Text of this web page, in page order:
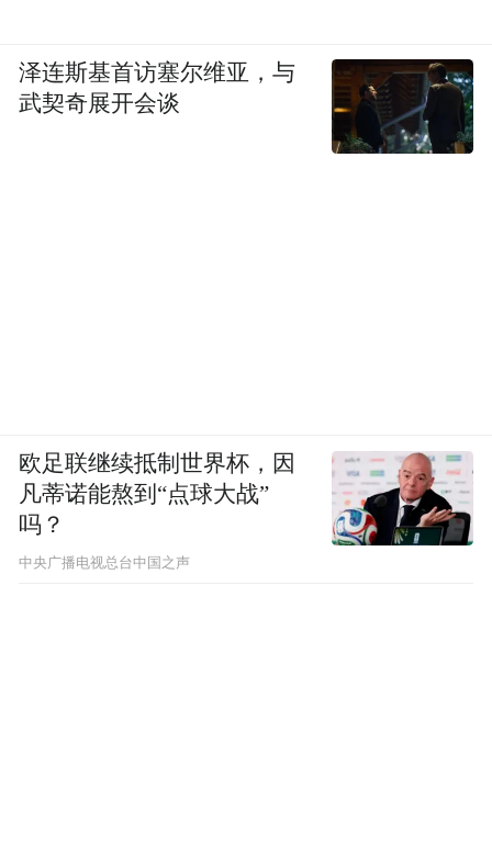
泽连斯基首访塞尔维亚，与
武契奇展开会谈
欧足联继续抵制世界杯，因
凡蒂诺能熬到“点球大战”
吗？
中央广播电视总台中国之声